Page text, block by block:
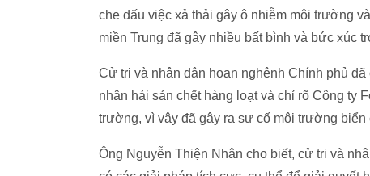
che dấu việc xả thải gây ô nhiễm môi trường
miền Trung đã gây nhiều bất bình và bức xúc
Cử tri và nhân dân hoan nghênh Chính phủ
nhân hải sản chết hàng loạt và chỉ rõ Công ty
trường, vì vậy đã gây ra sự cố môi trường
Ông Nguyễn Thiện Nhân cho biết, cử tri và